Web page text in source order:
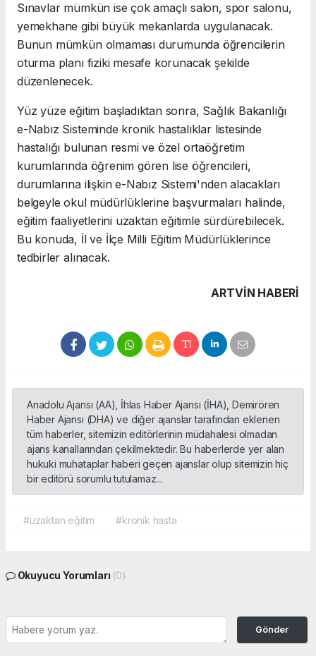
Sınavlar mümkün ise çok amaçlı salon, spor salonu,
yemekhane gibi büyük mekanlarda uygulanacak.
Bunun mümkün olmaması durumunda öğrencilerin
oturma planı fiziki mesafe korunacak şekilde
düzenlenecek.
Yüz yüze eğitim başladıktan sonra, Sağlık Bakanlığı
e-Nabız Sisteminde kronik hastalıklar listesinde
hastalığı bulunan resmi ve özel ortaöğretim
kurumlarında öğrenim gören lise öğrencileri,
durumlarına ilişkin e-Nabız Sistemi'nden alacakları
belgeyle okul müdürlüklerine başvurmaları halinde,
eğitim faaliyetlerini uzaktan eğitimle sürdürebilecek.
Bu konuda, İl ve İlçe Milli Eğitim Müdürlüklerince
tedbirler alınacak.
ARTVIN HABERİ
Anadolu Ajansı (AA), İhlas Haber Ajansı (İHA), Demirören
Haber Ajansı (DHA) ve diğer ajanslar tarafından eklenen
tüm haberler, sitemizin editörlerinin müdahalesi olmadan
ajans kanallarından çekilmektedir. Bu haberlerde yer alan
hukuki muhataplar haberi geçen ajanslar olup sitemizin hiç
bir editörü sorumlu tutulamaz...
#uzaktan eğitim #kronik hasta
Okuyucu Yorumları (0)
Gönder